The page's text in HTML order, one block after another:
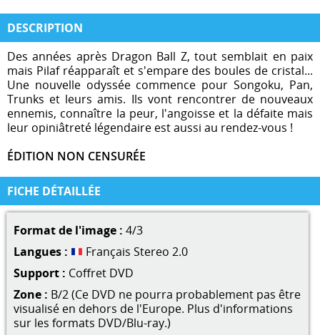
DESCRIPTION
Des années après Dragon Ball Z, tout semblait en paix
mais Pilaf réapparaît et s'empare des boules de cristal...
Une nouvelle odyssée commence pour Songoku, Pan,
Trunks et leurs amis. Ils vont rencontrer de nouveaux
ennemis, connaître la peur, l'angoisse et la défaite mais
leur opiniâtreté légendaire est aussi au rendez-vous !
ÉDITION NON CENSURÉE
FICHE DÉTAILLÉE
Format de l'image : 4/3
Langues :
Français Stereo 2.0
Support : Coffret DVD
Zone : B/2 (Ce DVD ne pourra probablement pas être
visualisé en dehors de l'Europe. Plus d'informations
sur les formats DVD/Blu-ray.)